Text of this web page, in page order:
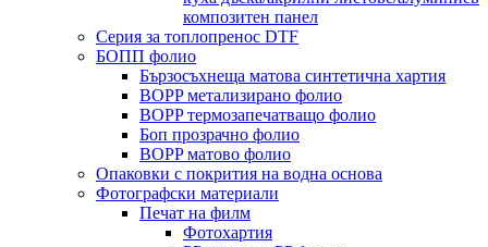
композитен панел
Серия за топлопренос DTF
БОПП фолио
Бързосъхнеща матова синтетична хартия
BOPP метализирано фолио
BOPP термозапечатващо фолио
Боп прозрачно фолио
BOPP матово фолио
Опаковки с покрития на водна основа
Фотографски материали
Печат на филм
Фотохартия